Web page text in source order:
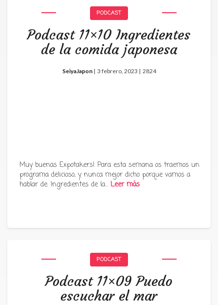
PODCAST
Podcast 11×10 Ingredientes
de la comida japonesa
SeiyaJapon| 3 febrero, 2023 | 2824
Muy buenas Expotakers! Para esta semana os traemos un
programa delicioso, y nunca mejor dicho porque vamos a
hablar de: Ingredientes de la… Leer más
PODCAST
Podcast 11×09 Puedo
escuchar el mar